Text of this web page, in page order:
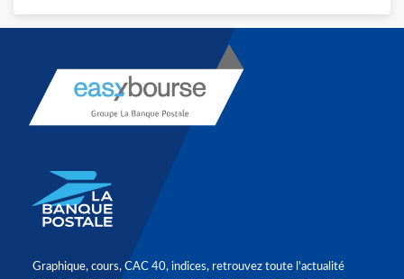
Graphique, cours, CAC 40, indices, retrouvez toute l'actualité